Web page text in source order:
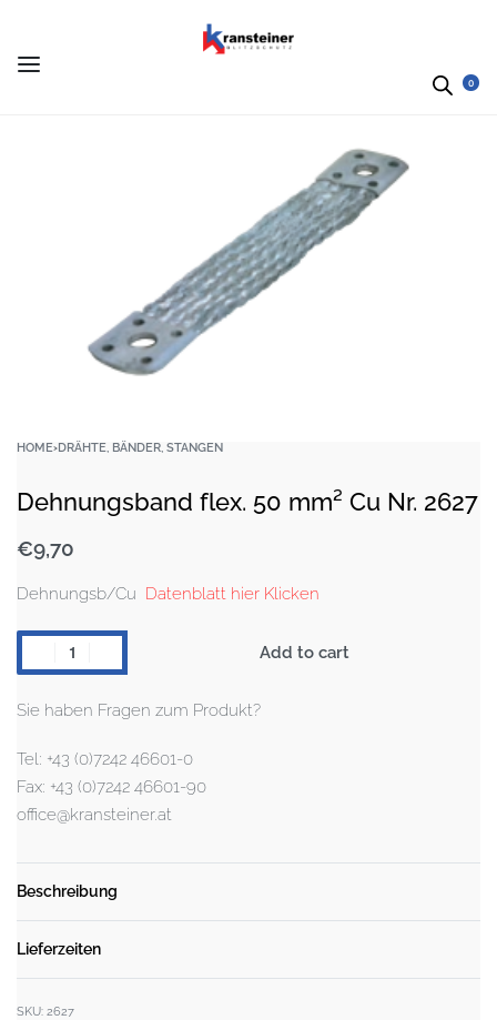
0
HOME›DRÄHTE, BÄNDER, STANGEN
Dehnungsband flex. 50 mm² Cu Nr. 2627
€9,70
Dehnungsb/Cu Datenblatt hier Klicken
Add to cart
Sie haben Fragen zum Produkt?
Tel: +43 (0)7242 46601-0
Fax: +43 (0)7242 46601-90
office@kransteiner.at
Beschreibung
Lieferzeiten
SKU: 2627